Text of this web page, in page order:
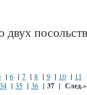
| 6 | 7 | 8 | 9 | 10 | 11
34 | 35 | 36 | 37 | След.»